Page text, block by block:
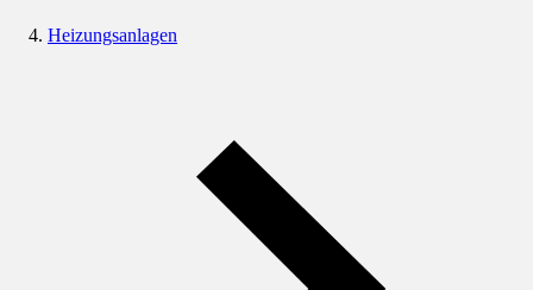
Heizungsanlagen